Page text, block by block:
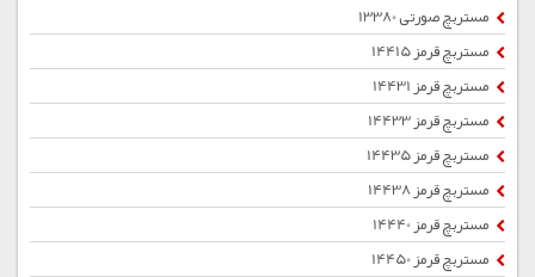
مستربچ صورتی 13380
مستربچ قرمز 14415
مستربچ قرمز 14431
مستربچ قرمز 14433
مستربچ قرمز 14435
مستربچ قرمز 14438
مستربچ قرمز 14440
مستربچ قرمز 14450